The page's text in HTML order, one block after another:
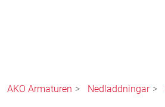
AKO Armaturen Nedladdningar